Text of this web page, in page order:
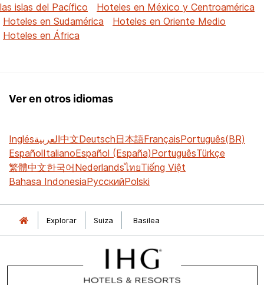
las islas del Pacífico
Hoteles en México y Centroamérica
Hoteles en Sudamérica
Hoteles en Oriente Medio
Hoteles en África
Ver en otros idiomas
Inglésالعربية中文Deutsch日本語FrançaisPortuguês(BR)
EspañolItalianoEspañol (España)PortuguêsTürkçe
繁體中文한국어NederlandsไทยTiếng Việt
Bahasa IndonesiaРусскийPolski
Explorar Suiza Basilea